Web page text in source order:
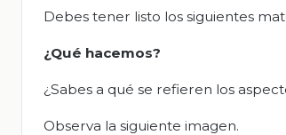
Debes tener listo los siguientes
¿Qué hacemos?
¿Sabes a qué se refieren los
Observa la siguiente imagen.